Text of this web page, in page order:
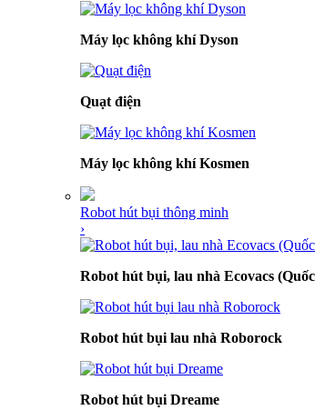
Máy lọc không khí Dyson
Quạt điện
Máy lọc không khí Kosmen
Robot hút bụi thông minh
›
Robot hút bụi, lau nhà Ecovacs
Robot hút bụi lau nhà Roborock
Robot hút bụi Dreame